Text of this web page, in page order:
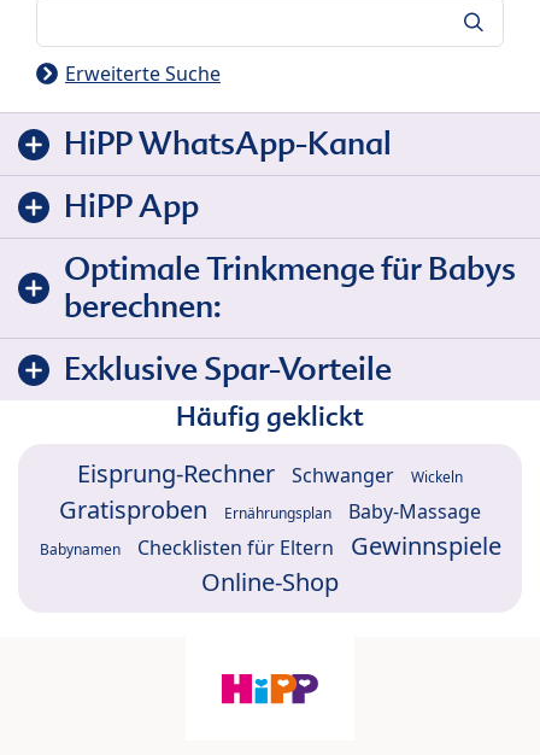
Erweiterte Suche
HiPP WhatsApp-Kanal
HiPP App
Optimale Trinkmenge für Babys
berechnen:
Exklusive Spar-Vorteile
Häufig geklickt
Eisprung-Rechner Schwanger Wickeln
Gratisproben Ernährungsplan Baby-Massage
Babynamen Checklisten für Eltern
Gewinnspiele
Online-Shop